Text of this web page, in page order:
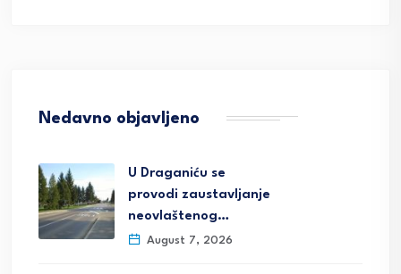
Nedavno objavljeno
U Draganiću se
provodi zaustavljanje
neovlaštenog…
August 7, 2026